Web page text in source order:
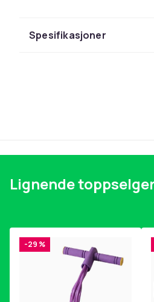
Spesifikasjoner
Lignende
-29 %